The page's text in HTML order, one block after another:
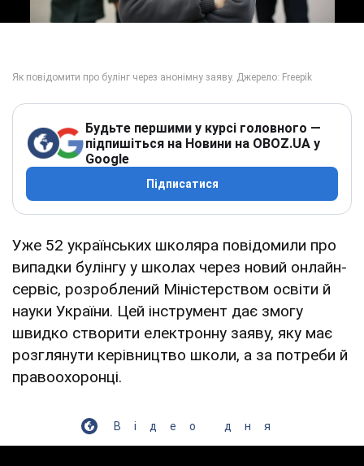
Будьте першими у курсі головного —
підпишіться на Новини на OBOZ.UA у
Google
Підписатися
Уже 52 українських школяра повідомили про
випадки булінгу у школах через новий онлайн-
сервіс, розроблений Міністерством освіти й
науки України. Цей інструмент дає змогу
швидко створити електронну заяву, яку має
розглянути керівництво школи, а за потреби й
правоохоронці.
Відео дня